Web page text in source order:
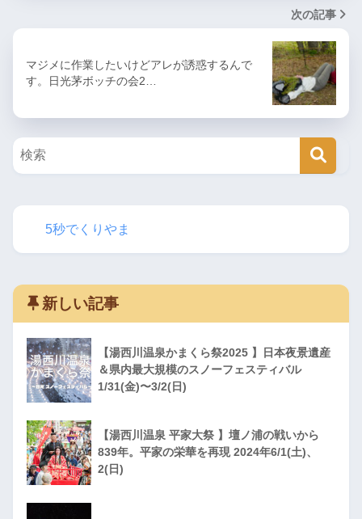
次の記事
マジメに作業したいけどアレが誘惑するんで
す。日光茅ボッチの会2…
5秒でくりやま
新しい記事
【湯西川温泉かまくら祭2025 】日本夜景遺産
＆県内最大規模のスノーフェスティバル
1/31(金)〜3/2(日)
【湯西川温泉 平家大祭 】壇ノ浦の戦いから
839年。平家の栄華を再現 2024年6/1(土)、
2(日)